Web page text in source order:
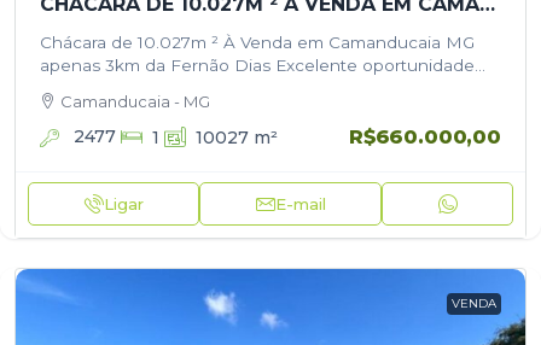
Chácara de 10.027m ² À Venda em Camanducaia MG
apenas 3km da Fernão Dias Excelente oportunidade
e fácil acesso. Apenas 3…
Camanducaia - MG
2477 1 10027 m² R$660.000,00
Ligar E-mail
VENDA